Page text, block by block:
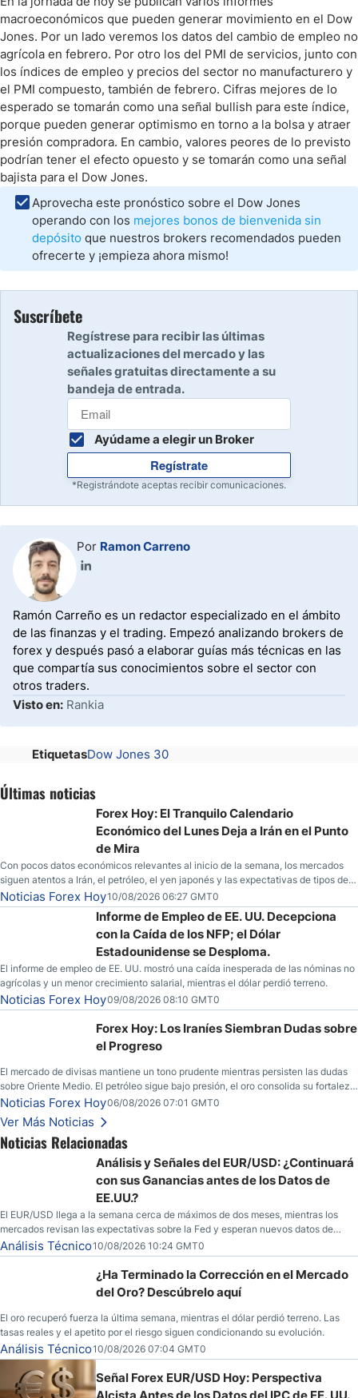
macroeconómicos que pueden generar movimiento en el Dow
Jones. Por un lado veremos los datos del cambio de empleo no
agrícola en febrero. Por otro los del PMI de servicios, junto con
los índices de empleo y precios del sector no manufacturero y
el PMI compuesto, también de febrero. Cifras mejores de lo
esperado se tomarán como una señal bullish para este índice,
porque pueden generar optimismo en torno a la bolsa y atraer
presión compradora. En cambio, valores peores de lo previsto
podrían tener el efecto opuesto y se tomarán como una señal
bajista para el Dow Jones.
Aprovecha este pronóstico sobre el Dow Jones
operando con los mejores bonos de bienvenida sin
depósito que nuestros brokers recomendados pueden
ofrecerte y ¡empieza ahora mismo!
Suscríbete
Regístrese para recibir las últimas
actualizaciones del mercado y las
señales gratuitas directamente a su
bandeja de entrada.
Ayúdame a elegir un Broker
Regístrate
*Registrándote aceptas recibir comunicaciones.
Por Ramon Carreno
Ramón Carreño es un redactor especializado en el ámbito
de las finanzas y el trading. Empezó analizando brokers de
forex y después pasó a elaborar guías más técnicas en las
que compartía sus conocimientos sobre el sector con
otros traders.
Visto en: Rankia
EtiquetasDow Jones 30
Últimas noticias
Forex Hoy: El Tranquilo Calendario
Económico del Lunes Deja a Irán en el Punto
de Mira
Con pocos datos económicos relevantes al inicio de la semana, los mercados
siguen atentos a Irán, el petróleo, el yen japonés y las expectativas de tipos de
la Fed.
Noticias Forex Hoy10/08/2026 06:27 GMT0
Informe de Empleo de EE. UU. Decepciona
con la Caída de los NFP; el Dólar
Estadounidense se Desploma.
El informe de empleo de EE. UU. mostró una caída inesperada de las nóminas no
agrícolas y un menor crecimiento salarial, mientras el dólar perdió terreno.
Noticias Forex Hoy09/08/2026 08:10 GMT0
Forex Hoy: Los Iraníes Siembran Dudas sobre
el Progreso
El mercado de divisas mantiene un tono prudente mientras persisten las dudas
sobre Oriente Medio. El petróleo sigue bajo presión, el oro consolida su fortaleza
y los operadores esperan nuevas referencias económicas desde Estados
Noticias Forex Hoy06/08/2026 07:01 GMT0
Ver Más Noticias
Noticias Relacionadas
Análisis y Señales del EUR/USD: ¿Continuará
con sus Ganancias antes de los Datos de
EE.UU.?
El EUR/USD llega a la semana cerca de máximos de dos meses, mientras los
mercados revisan las expectativas sobre la Fed y esperan nuevos datos de
inflación de EE. UU.
Análisis Técnico10/08/2026 10:24 GMT0
¿Ha Terminado la Corrección en el Mercado
del Oro? Descúbrelo aquí
El oro recuperó fuerza la última semana, mientras el dólar perdió terreno. Las
tasas reales y el apetito por el riesgo siguen condicionando su evolución.
Análisis Técnico10/08/2026 07:04 GMT0
Señal Forex EUR/USD Hoy: Perspectiva
Alcista Antes de los Datos del IPC de EE. UU.